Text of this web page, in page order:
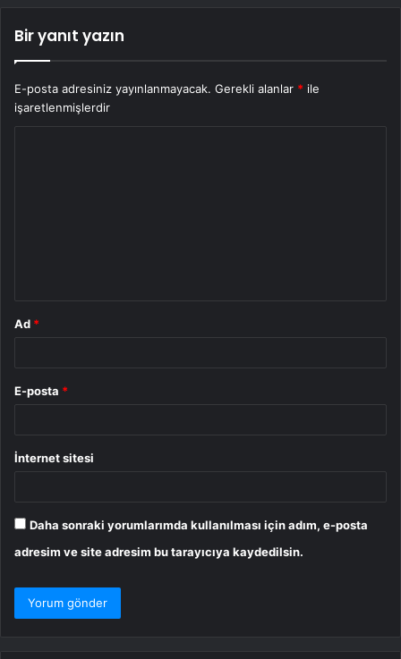
Bir yanıt yazın
E-posta adresiniz yayınlanmayacak. Gerekli alanlar * ile
işaretlenmişlerdir
Ad *
E-posta *
İnternet sitesi
Daha sonraki yorumlarımda kullanılması için adım, e-posta
adresim ve site adresim bu tarayıcıya kaydedilsin.